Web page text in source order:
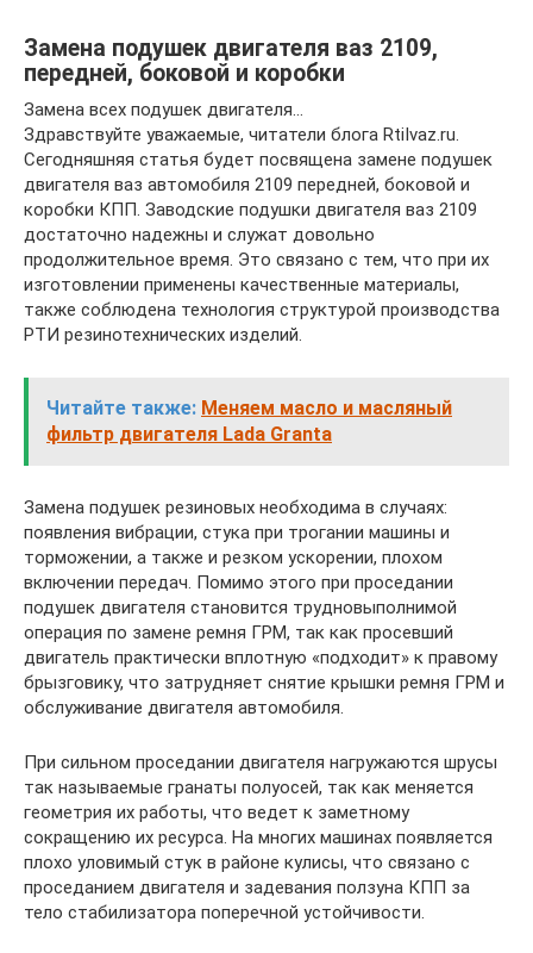
Замена подушек двигателя ваз 2109,
передней, боковой и коробки
Замена всех подушек двигателя…
Здравствуйте уважаемые, читатели блога RtiIvaz.ru.
Сегодняшняя статья будет посвящена замене подушек
двигателя ваз автомобиля 2109 передней, боковой и
коробки КПП. Заводские подушки двигателя ваз 2109
достаточно надежны и служат довольно
продолжительное время. Это связано с тем, что при их
изготовлении применены качественные материалы,
также соблюдена технология структурой производства
РТИ резинотехнических изделий.
Читайте также: Меняем масло и масляный
фильтр двигателя Lada Granta
Замена подушек резиновых необходима в случаях:
появления вибрации, стука при трогании машины и
торможении, а также и резком ускорении, плохом
включении передач. Помимо этого при проседании
подушек двигателя становится трудновыполнимой
операция по замене ремня ГРМ, так как просевший
двигатель практически вплотную «подходит» к правому
брызговику, что затрудняет снятие крышки ремня ГРМ и
обслуживание двигателя автомобиля.
При сильном проседании двигателя нагружаются шрусы
так называемые гранаты полуосей, так как меняется
геометрия их работы, что ведет к заметному
сокращению их ресурса. На многих машинах появляется
плохо уловимый стук в районе кулисы, что связано с
проседанием двигателя и задевания ползуна КПП за
тело стабилизатора поперечной устойчивости.